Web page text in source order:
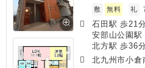
敷
無料 礼
石田駅 歩21分
安部山公園駅
北方駅 歩36分
北九州市小倉